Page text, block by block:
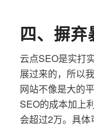
四、摒
云点SEO是实打
展过来的，所以
网站不像是大的
SEO的成本加上
会超过2万。具